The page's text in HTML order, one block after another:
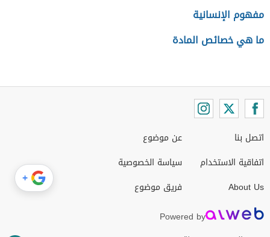
مفهوم الإنسانية
ما هي خصائص المادة
اتصل بنا
اتفاقية الاستخدام
About Us
عن موضوع
سياسة الخصوصية
فريق موضوع
Powered by
+